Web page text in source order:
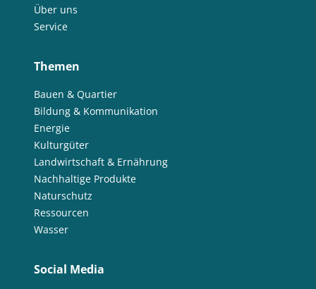
Über uns
Service
Themen
Bauen & Quartier
Bildung & Kommunikation
Energie
Kulturgüter
Landwirtschaft & Ernährung
Nachhaltige Produkte
Naturschutz
Ressourcen
Wasser
Social Media